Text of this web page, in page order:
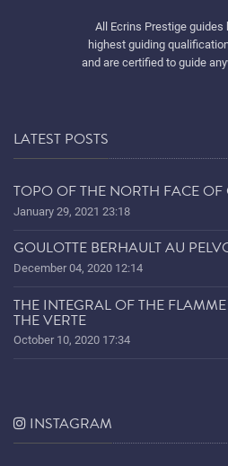
All Ecrins Prestige guides
highest guiding
and are certified to guide
LATEST POSTS
TOPO OF THE NORTH FACE
January 29, 2021 23:18
GOULOTTE BERHAULT AU
December 04, 2020 12:14
THE INTEGRAL OF THE
THE VERTE
October 10, 2020 17:34
INSTAGRAM